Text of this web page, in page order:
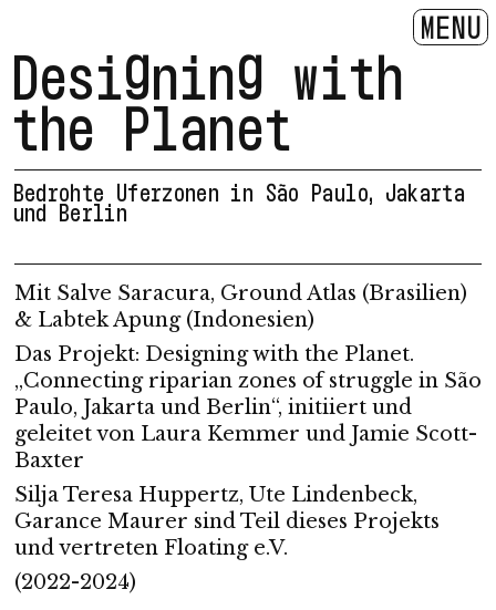
MENU
Designing with
the Planet
Bedrohte Uferzonen in São Paulo, Jakarta
und Berlin
Mit Salve Saracura, Ground Atlas (Brasilien)
& Labtek Apung (Indonesien)
Das Projekt: Designing with the Planet.
„Connecting riparian zones of struggle in São
Paulo, Jakarta und Berlin“, initiiert und
geleitet von Laura Kemmer und Jamie Scott-
Baxter
Silja Teresa Huppertz, Ute Lindenbeck,
Garance Maurer sind Teil dieses Projekts
und vertreten Floating e.V.
(2022-2024)